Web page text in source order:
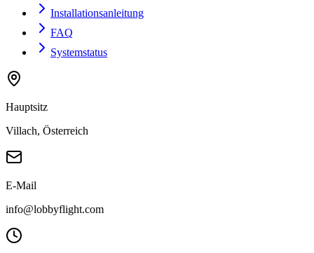
Installationsanleitung
FAQ
Systemstatus
Hauptsitz
Villach, Österreich
E-Mail
info@lobbyflight.com